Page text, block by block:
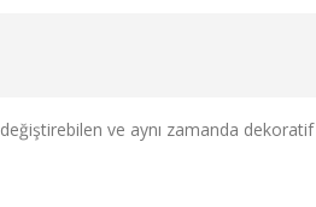
ve aynı zamanda